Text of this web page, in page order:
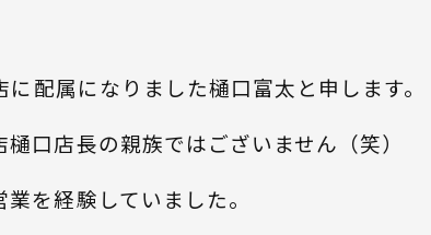
配属になりました樋口富太と申します。
口店長の親族ではございません（笑）
を経験していました。